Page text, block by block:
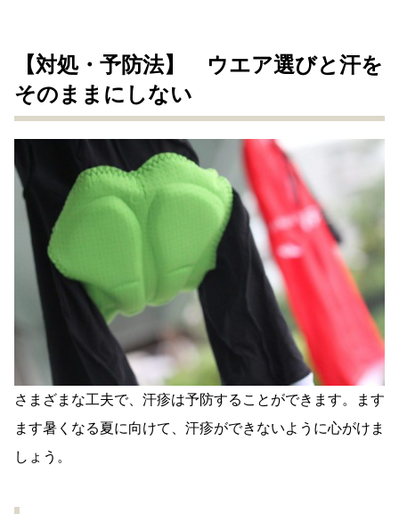
【対処・予防法】 ウエア選びと汗を
そのままにしない
さまざまな工夫で、汗疹は予防することができます。ます
ます暑くなる夏に向けて、汗疹ができないように心がけま
しょう。